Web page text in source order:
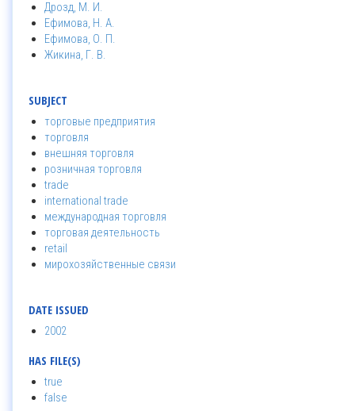
Дрозд, М. И.
Ефимова, Н. А.
Ефимова, О. П.
Жикина, Г. В.
SUBJECT
торговые предприятия
торговля
внешняя торговля
розничная торговля
trade
international trade
международная торговля
торговая деятельность
retail
мирохозяйственные связи
DATE ISSUED
2002
HAS FILE(S)
true
false